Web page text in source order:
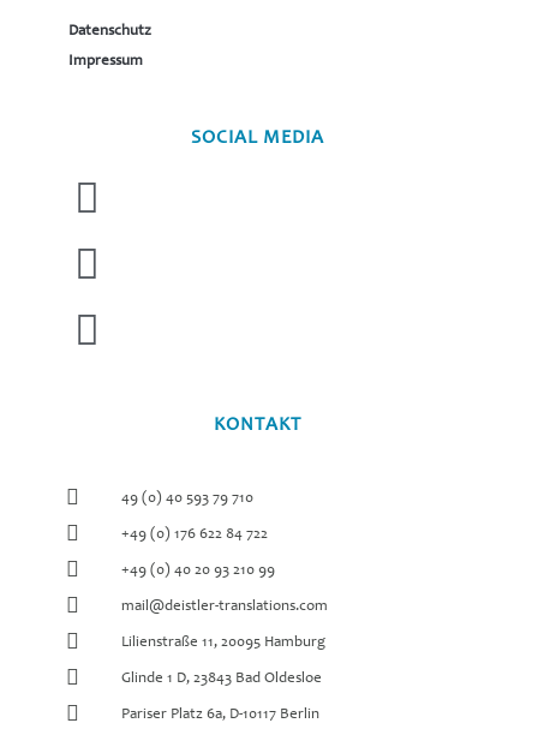
Datenschutz
Impressum
SOCIAL MEDIA
KONTAKT
49 (0) 40 593 79 710
+49 (0) 176 622 84 722
+49 (0) 40 20 93 210 99
mail@deistler-translations.com
Lilienstraße 11, 20095 Hamburg
Glinde 1 D, 23843 Bad Oldesloe
Pariser Platz 6a, D-10117 Berlin